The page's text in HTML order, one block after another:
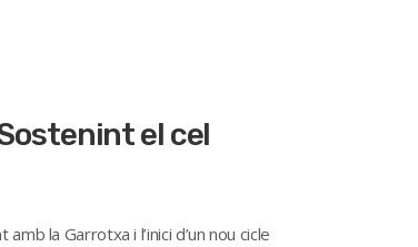
el cel
la Garrotxa i l’inici d’un nou cicle